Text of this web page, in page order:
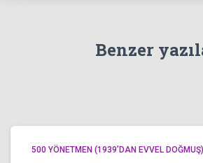
Benzer
500 YÖNETMEN (1939’DAN EVVEL DOĞMUŞ)